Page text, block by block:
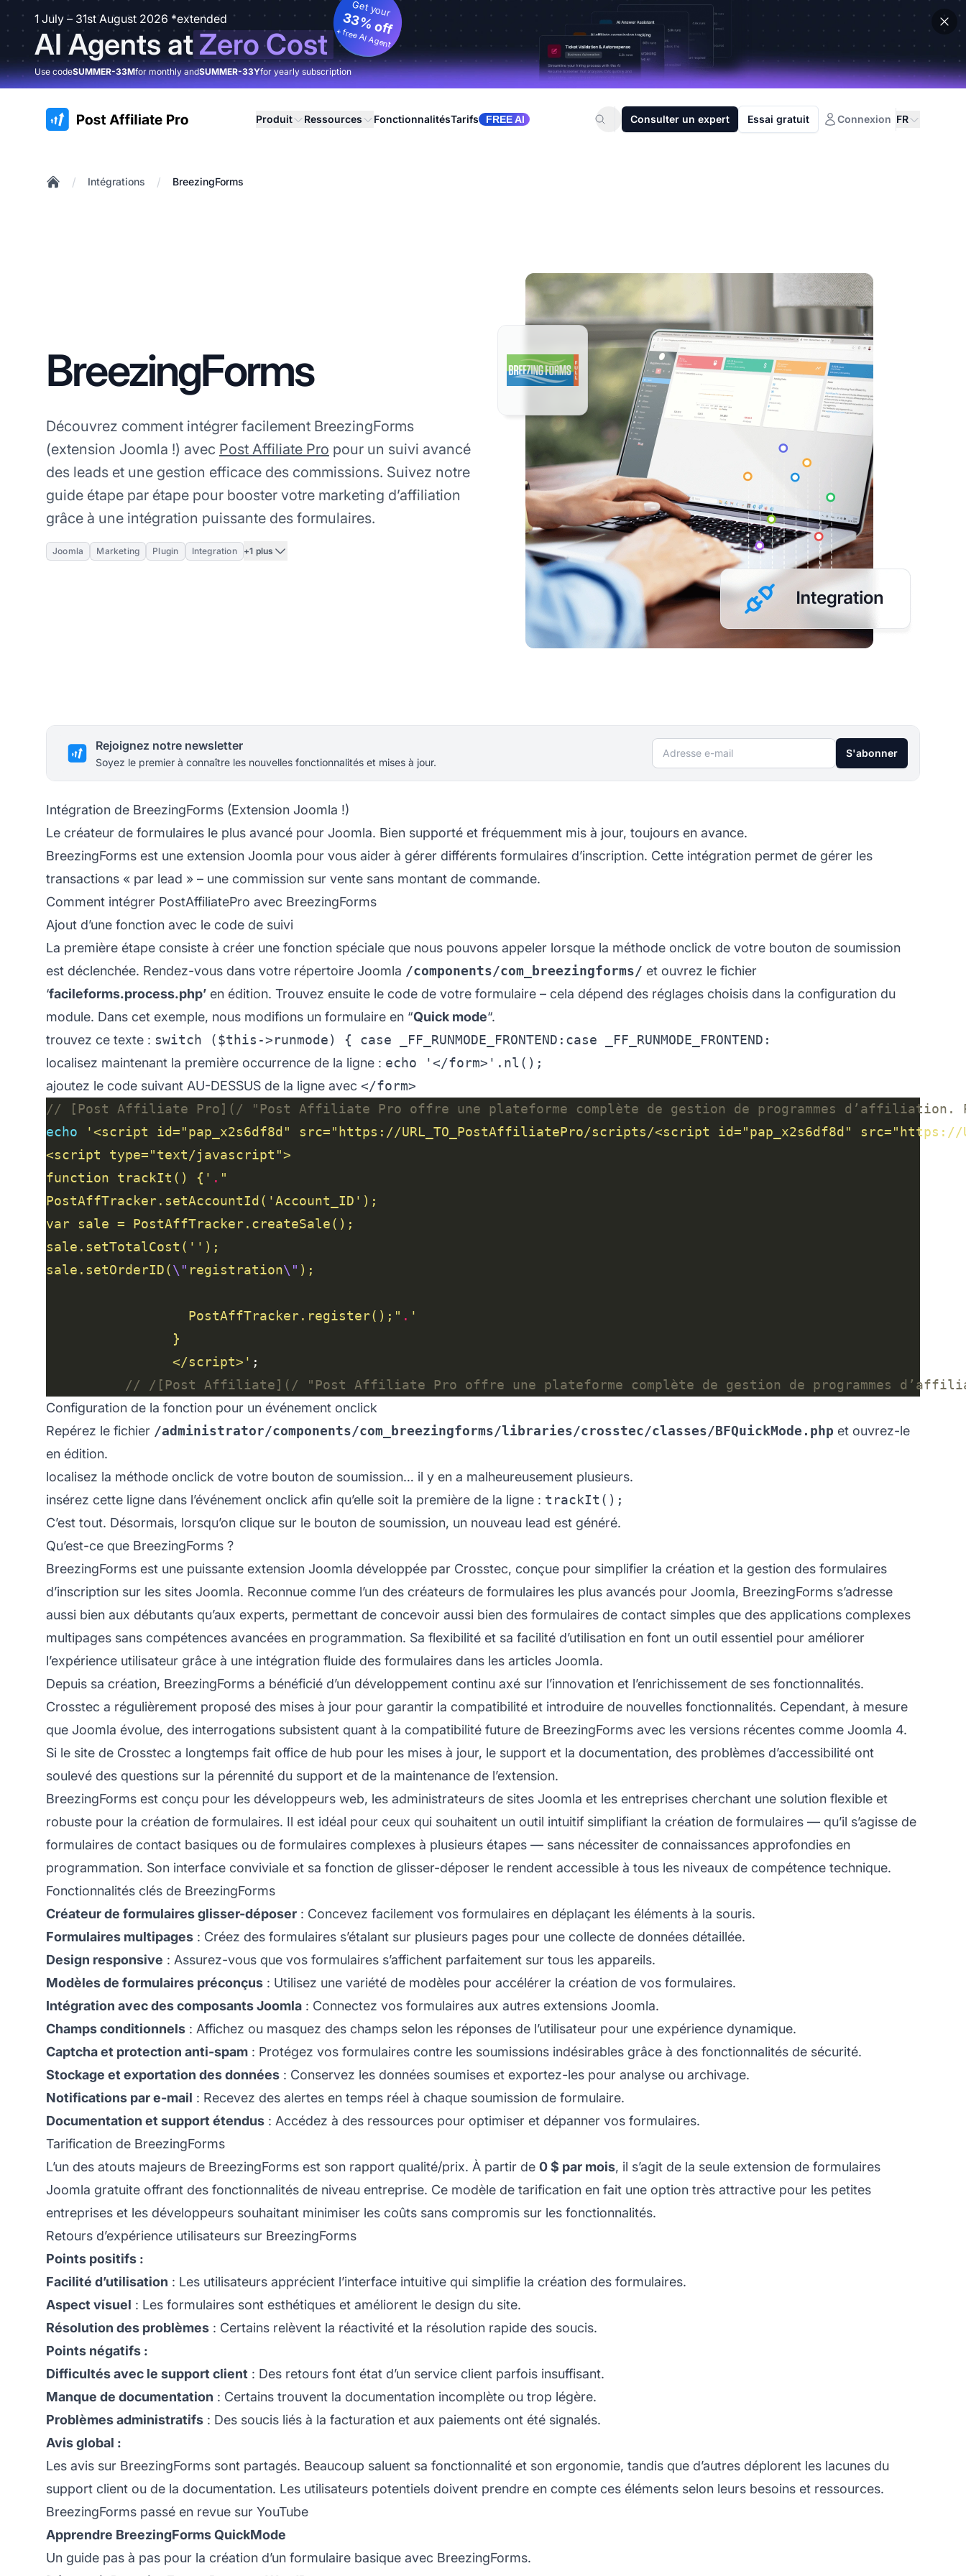
1 July – 31st August 2026 *extended
AI Agents atZero Cost
Get your
33% off
+ free AI Agent
Use codeSUMMER-33Mfor monthly andSUMMER-33Yfor yearly subscription
:site.title Produit Ressources FonctionnalitésTarifs FREE AI Consulter un expert Essai gratuit Connexion FR
/ Intégrations / BreezingForms
BreezingForms
Découvrez comment intégrer facilement BreezingForms
(extension Joomla !) avec Post Affiliate Pro pour un suivi avancé
des leads et une gestion efficace des commissions. Suivez notre
guide étape par étape pour booster votre marketing d’affiliation
grâce à une intégration puissante des formulaires.
Joomla Marketing Plugin Integration +1 plus
Rejoignez notre newsletter
Soyez le premier à connaître les nouvelles fonctionnalités et mises à jour.
Adresse e-mail S'abonner
Intégration de BreezingForms (Extension Joomla !)
Le créateur de formulaires le plus avancé pour Joomla. Bien supporté et fréquemment mis à jour, toujours en avance.
BreezingForms est une extension Joomla pour vous aider à gérer différents formulaires d’inscription. Cette intégration permet de gérer les
transactions « par lead » – une commission sur vente sans montant de commande.
Comment intégrer PostAffiliatePro avec BreezingForms
Ajout d’une fonction avec le code de suivi
La première étape consiste à créer une fonction spéciale que nous pouvons appeler lorsque la méthode onclick de votre bouton de soumission
est déclenchée. Rendez-vous dans votre répertoire Joomla /components/com_breezingforms/ et ouvrez le fichier
‘facileforms.process.php’ en édition. Trouvez ensuite le code de votre formulaire – cela dépend des réglages choisis dans la configuration du
module. Dans cet exemple, nous modifions un formulaire en “Quick mode“.
trouvez ce texte : switch ($this->runmode) { case _FF_RUNMODE_FRONTEND:case _FF_RUNMODE_FRONTEND:
localisez maintenant la première occurrence de la ligne : echo '</form>'.nl();
ajoutez le code suivant AU-DESSUS de la ligne avec </form>
echo
function trackIt() {' .
sale.setOrderID(\" registration\"
                  PostAffTracker.register();"
.
                </script>'
Configuration de la fonction pour un événement onclick
Repérez le fichier /administrator/components/com_breezingforms/libraries/crosstec/classes/BFQuickMode.php et ouvrez-le
en édition.
localisez la méthode onclick de votre bouton de soumission… il y en a malheureusement plusieurs.
insérez cette ligne dans l’événement onclick afin qu’elle soit la première de la ligne : trackIt();
C’est tout. Désormais, lorsqu’on clique sur le bouton de soumission, un nouveau lead est généré.
Qu’est-ce que BreezingForms ?
BreezingForms est une puissante extension Joomla développée par Crosstec, conçue pour simplifier la création et la gestion des formulaires
d’inscription sur les sites Joomla. Reconnue comme l’un des créateurs de formulaires les plus avancés pour Joomla, BreezingForms s’adresse
aussi bien aux débutants qu’aux experts, permettant de concevoir aussi bien des formulaires de contact simples que des applications complexes
multipages sans compétences avancées en programmation. Sa flexibilité et sa facilité d’utilisation en font un outil essentiel pour améliorer
l’expérience utilisateur grâce à une intégration fluide des formulaires dans les articles Joomla.
Depuis sa création, BreezingForms a bénéficié d’un développement continu axé sur l’innovation et l’enrichissement de ses fonctionnalités.
Crosstec a régulièrement proposé des mises à jour pour garantir la compatibilité et introduire de nouvelles fonctionnalités. Cependant, à mesure
que Joomla évolue, des interrogations subsistent quant à la compatibilité future de BreezingForms avec les versions récentes comme Joomla 4.
Si le site de Crosstec a longtemps fait office de hub pour les mises à jour, le support et la documentation, des problèmes d’accessibilité ont
soulevé des questions sur la pérennité du support et de la maintenance de l’extension.
BreezingForms est conçu pour les développeurs web, les administrateurs de sites Joomla et les entreprises cherchant une solution flexible et
robuste pour la création de formulaires. Il est idéal pour ceux qui souhaitent un outil intuitif simplifiant la création de formulaires — qu’il s’agisse de
formulaires de contact basiques ou de formulaires complexes à plusieurs étapes — sans nécessiter de connaissances approfondies en
programmation. Son interface conviviale et sa fonction de glisser-déposer le rendent accessible à tous les niveaux de compétence technique.
Fonctionnalités clés de BreezingForms
Créateur de formulaires glisser-déposer : Concevez facilement vos formulaires en déplaçant les éléments à la souris.
Formulaires multipages : Créez des formulaires s’étalant sur plusieurs pages pour une collecte de données détaillée.
Design responsive : Assurez-vous que vos formulaires s’affichent parfaitement sur tous les appareils.
Modèles de formulaires préconçus : Utilisez une variété de modèles pour accélérer la création de vos formulaires.
Intégration avec des composants Joomla : Connectez vos formulaires aux autres extensions Joomla.
Champs conditionnels : Affichez ou masquez des champs selon les réponses de l’utilisateur pour une expérience dynamique.
Captcha et protection anti-spam : Protégez vos formulaires contre les soumissions indésirables grâce à des fonctionnalités de sécurité.
Stockage et exportation des données : Conservez les données soumises et exportez-les pour analyse ou archivage.
Notifications par e-mail : Recevez des alertes en temps réel à chaque soumission de formulaire.
Documentation et support étendus : Accédez à des ressources pour optimiser et dépanner vos formulaires.
Tarification de BreezingForms
L’un des atouts majeurs de BreezingForms est son rapport qualité/prix. À partir de 0 $ par mois, il s’agit de la seule extension de formulaires
Joomla gratuite offrant des fonctionnalités de niveau entreprise. Ce modèle de tarification en fait une option très attractive pour les petites
entreprises et les développeurs souhaitant minimiser les coûts sans compromis sur les fonctionnalités.
Retours d’expérience utilisateurs sur BreezingForms
Points positifs :
Facilité d’utilisation : Les utilisateurs apprécient l’interface intuitive qui simplifie la création des formulaires.
Aspect visuel : Les formulaires sont esthétiques et améliorent le design du site.
Résolution des problèmes : Certains relèvent la réactivité et la résolution rapide des soucis.
Points négatifs :
Difficultés avec le support client : Des retours font état d’un service client parfois insuffisant.
Manque de documentation : Certains trouvent la documentation incomplète ou trop légère.
Problèmes administratifs : Des soucis liés à la facturation et aux paiements ont été signalés.
Avis global :
Les avis sur BreezingForms sont partagés. Beaucoup saluent sa fonctionnalité et son ergonomie, tandis que d’autres déplorent les lacunes du
support client ou de la documentation. Les utilisateurs potentiels doivent prendre en compte ces éléments selon leurs besoins et ressources.
BreezingForms passé en revue sur YouTube
Apprendre BreezingForms QuickMode
Un guide pas à pas pour la création d’un formulaire basique avec BreezingForms.